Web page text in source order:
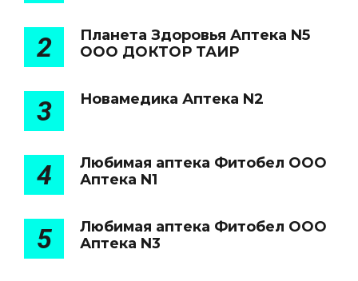
2
Планета Здоровья Аптека N5
ООО ДОКТОР ТАИР
3 Новамедика Аптека N2
4
Любимая аптека Фитобел ООО
Аптека N1
5
Любимая аптека Фитобел ООО
Аптека N3